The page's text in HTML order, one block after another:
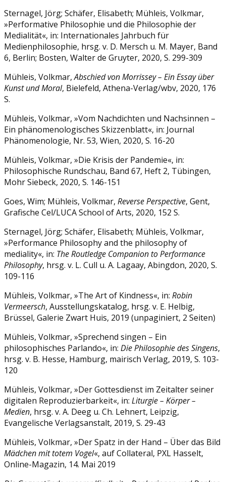
Sternagel, Jörg; Schäfer, Elisabeth; Mühleis, Volkmar,
»Performative Philosophie und die Philosophie der
Medialität«, in: Internationales Jahrbuch für
Medienphilosophie, hrsg. v. D. Mersch u. M. Mayer, Band
6, Berlin; Bosten, Walter de Gruyter, 2020, S. 299-309
Mühleis, Volkmar,Abschied von Morrissey – Ein Essay über
Kunst und Moral, Bielefeld, Athena-Verlag/wbv, 2020, 176
S.
Mühleis, Volkmar, »Vom Nachdichten und Nachsinnen –
Ein phänomenologisches Skizzenblatt«, in: Journal
Phänomenologie, Nr. 53, Wien, 2020, S. 16-20
Mühleis, Volkmar, »Die Krisis der Pandemie«, in:
Philosophische Rundschau, Band 67, Heft 2, Tübingen,
Mohr Siebeck, 2020, S. 146-151
Goes, Wim; Mühleis, Volkmar, Reverse Perspective, Gent,
Grafische Cel/LUCA School of Arts, 2020, 152 S.
Sternagel, Jörg; Schäfer, Elisabeth; Mühleis, Volkmar,
»Performance Philosophy and the philosophy of
mediality«, in: The Routledge Companion to Performance
Philosophy, hrsg. v. L. Cull u. A. Lagaay, Abingdon, 2020, S.
109-116
Mühleis, Volkmar, »The Art of Kindness«, in: Robin
Vermeersch, Ausstellungskatalog, hrsg. v. E. Helbig,
Brüssel, Galerie Zwart Huis, 2019 (unpaginiert, 2 Seiten)
Mühleis, Volkmar, »Sprechend singen – Ein
philosophisches Parlando«, in: Die Philosophie des Singens,
hrsg. v. B. Hesse, Hamburg, mairisch Verlag, 2019, S. 103-
120
Mühleis, Volkmar, »Der Gottesdienst im Zeitalter seiner
digitalen Reproduzierbarkeit«, in: Liturgie – Körper –
Medien, hrsg. v. A. Deeg u. Ch. Lehnert, Leipzig,
Evangelische Verlagsanstalt, 2019, S. 29-43
Mühleis, Volkmar, »Der Spatz in der Hand – Über das Bild
Mädchen mit totem Vogel«, auf Collateral, PXL Hasselt,
Online-Magazin, 14. Mai 2019